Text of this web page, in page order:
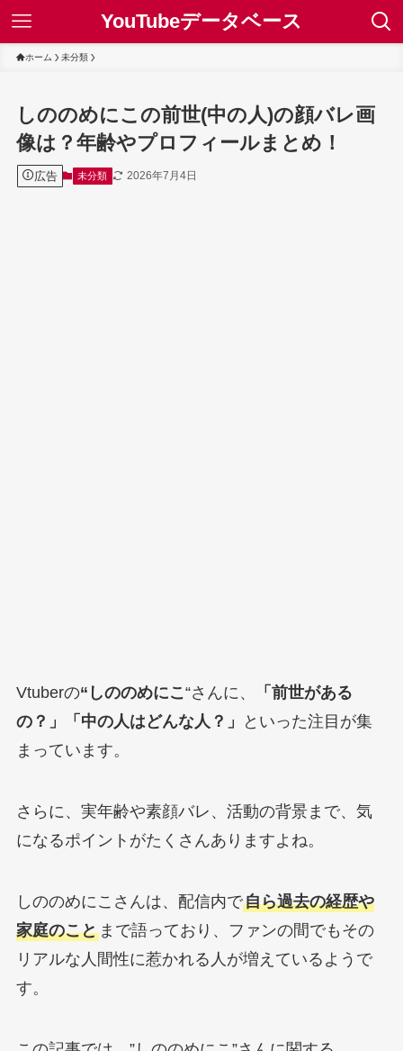
YouTubeデータベース
ホーム 未分類
しののめにこの前世(中の人)の顔バレ画
像は？年齢やプロフィールまとめ！
広告 未分類 2026年7月4日
Vtuberの“しののめにこ“さんに、
「前世がある
の？」「中の人はどんな人？」
といった注目が集
まっています。
さらに、実年齢や素顔バレ、活動の背景まで、気
になるポイントがたくさんありますよね。
しののめにこさんは、配信内で自ら過去の経歴や
家庭のことまで語っており、ファンの間でもその
リアルな人間性に惹かれる人が増えているようで
す。